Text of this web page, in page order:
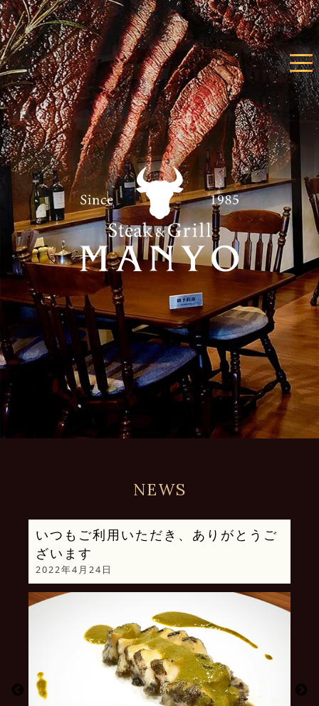
NEWS
いつもご利用いただき、ありがとうご
ざいます
2022年4月24日